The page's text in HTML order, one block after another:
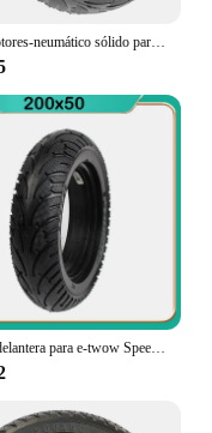
Minimotores-neumático sólido para patinete eléctrico, pieza de 200x60 para Dualtron Raptor 2, accesorios de neumáticos sólidos de 200x60
Rueda delantera para e-twow Speedway Mini 4 Pro, rueda trasera de 8 pulgadas, piezas de neumático para patinete eléctrico Risingsun 200x50, piezas sólidas